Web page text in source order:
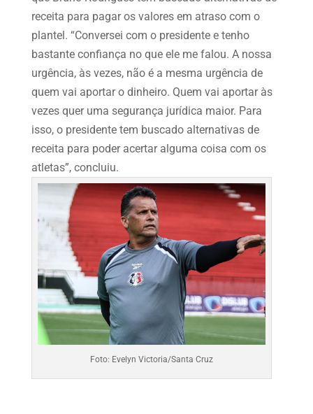
receita para pagar os valores em atraso com o
plantel. “Conversei com o presidente e tenho
bastante confiança no que ele me falou. A nossa
urgência, às vezes, não é a mesma urgência de
quem vai aportar o dinheiro. Quem vai aportar às
vezes quer uma segurança jurídica maior. Para
isso, o presidente tem buscado alternativas de
receita para poder acertar alguma coisa com os
atletas”, concluiu.
Foto: Evelyn Victoria/Santa Cruz